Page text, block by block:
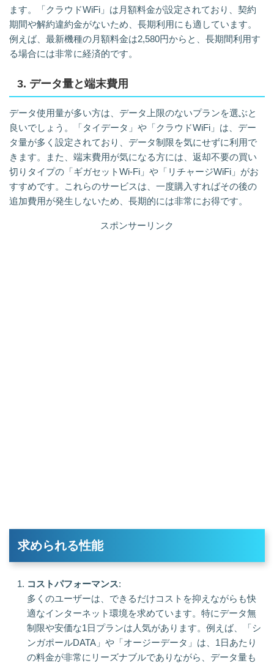
ます。「クラウドWiFi」は月額料金が設定されており、契約
期間や解約違約金がないため、長期利用にも適しています。
例えば、最新機種の月額料金は2,580円からと、長期間利用す
る場合には非常に経済的です。
3. データ量と端末費用
データ使用量が多い方は、データ上限のないプランを選ぶと
良いでしょう。「タイデータ」や「クラウドWiFi」は、デー
タ量が多く設定されており、データ制限を気にせずに利用で
きます。また、端末費用が気になる方には、返却不要の買い
切りタイプの「ギガセットWi-Fi」や「リチャージWiFi」がお
すすめです。これらのサービスは、一度購入すればその後の
追加費用が発生しないため、長期的には非常にお得です。
スポンサーリンク
求められる性能
コストパフォーマンス:
多くのユーザーは、できるだけコストを抑えながらも快
適なインターネット環境を求めています。特にデータ無
制限や安価な1日プランは人気があります。例えば、「シ
ンガポールDATA」や「オージーデータ」は、1日あたり
の料金が非常にリーズナブルでありながら、データ量も